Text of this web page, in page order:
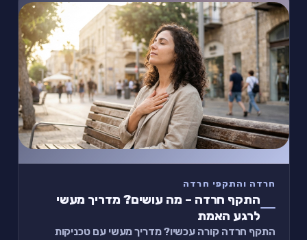
חרדה והתקפי חרדה
התקף חרדה – מה עושים? מדריך מעשי
לרגע האמת
התקף חרדה קורה עכשיו? מדריך מעשי עם טכניקות